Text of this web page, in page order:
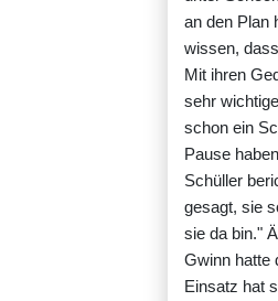
an den Plan
wissen,
Mit ihren
sehr
schon ein
Pause
Schüller
gesagt, sie
sie da bin."
Gwinn hatte
Einsatz hat